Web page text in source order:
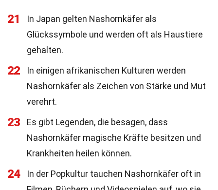
21
In Japan gelten Nashornkäfer als
Glückssymbole und werden oft als Haustiere
gehalten.
22
In einigen afrikanischen Kulturen werden
Nashornkäfer als Zeichen von Stärke und Mut
verehrt.
23
Es gibt Legenden, die besagen, dass
Nashornkäfer magische Kräfte besitzen und
Krankheiten heilen können.
24
In der Popkultur tauchen Nashornkäfer oft in